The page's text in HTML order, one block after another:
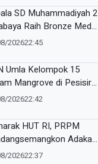
SD Muhammadiyah 2
Raih Bronze Medal
Award 2026
202622:45
Umla Kelompok 15
Mangrove di Pesisir
Dorong Warga Jaga
202622:42
HUT RI, PRPM
Adakan
Kemerdekaan 2026
202622:37